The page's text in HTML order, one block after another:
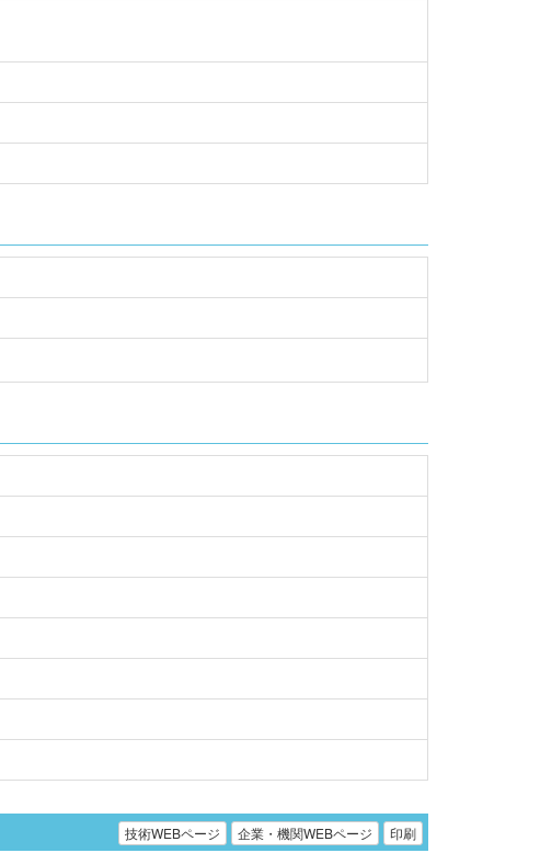
技術WEBページ 企業・機関WEBページ 印刷